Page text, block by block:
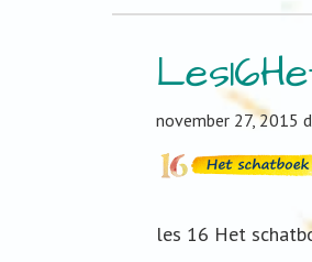
november 27, 2015
les 16 Het